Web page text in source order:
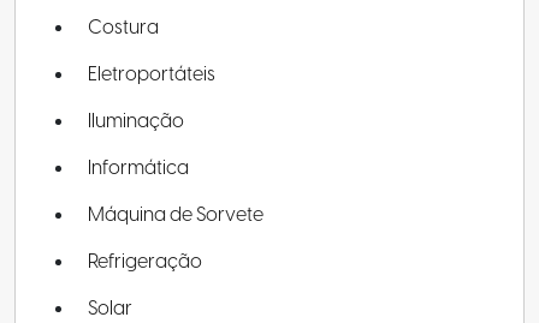
Costura
Eletroportáteis
Iluminação
Informática
Máquina de Sorvete
Refrigeração
Solar